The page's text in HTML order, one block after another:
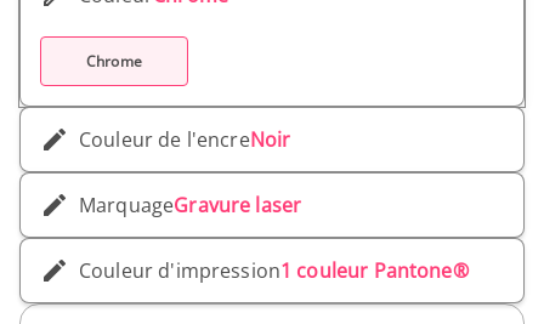
Chrome
Couleur de l'encreNoir
MarquageGravure laser
Couleur d'impression1 couleur Pantone®